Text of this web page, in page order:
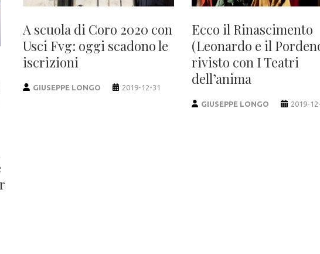
A scuola di Coro 2020 con
Usci Fvg: oggi scadono le
iscrizioni
GIUSEPPE LONGO 2019-12-31
Ecco il Rinascimento
(Leonardo e il
rivisto con I Teatri
dell’anima
GIUSEPPE LONGO 2019-